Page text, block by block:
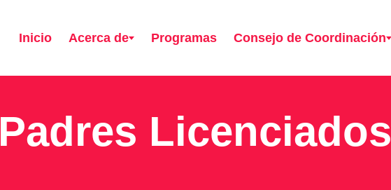
Inicio Acerca de Programas Consejo de Coordinación
Padres Licenciados